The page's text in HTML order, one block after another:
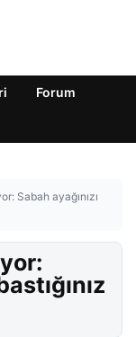
Forum
Sabah ayağınızı